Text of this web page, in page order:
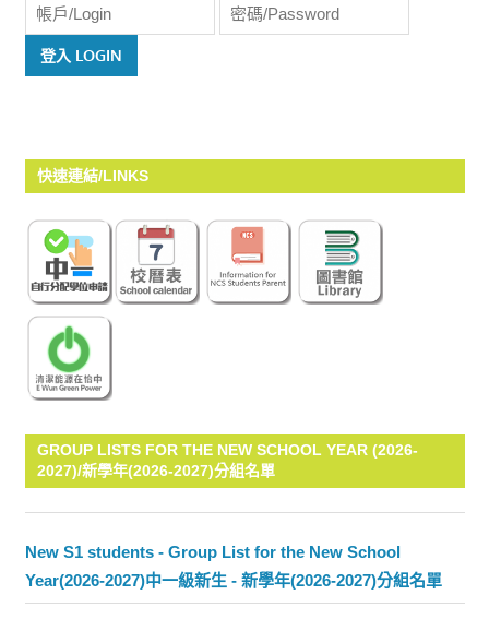
覽
快速連結/LINKS
GROUP LISTS FOR THE NEW SCHOOL YEAR (2026-
2027)/新學年(2026-2027)分組名單
New S1 students - Group List for the New School
Year(2026-2027)中一級新生 - 新學年(2026-2027)分組名單